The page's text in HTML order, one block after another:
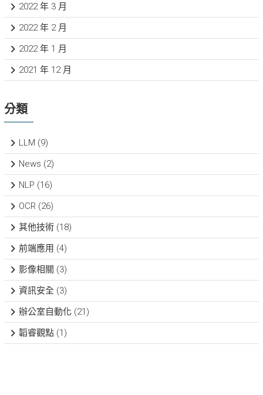
2022 年 3 月
2022 年 2 月
2022 年 1 月
2021 年 12 月
分類
LLM (9)
News (2)
NLP (16)
OCR(26)
其他技術(18)
前端應用 (4)
影像相關 (3)
資訊安全(3)
辦公室自動化(21)
韜睿觀點(1)